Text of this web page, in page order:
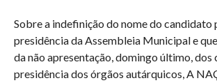
Sobre a indefinição do nome do candidato
presidência da Assembleia Municipal e
da não apresentação, domingo último, dos
presidência dos órgãos autárquicos, A